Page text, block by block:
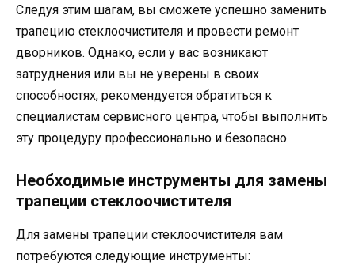
Следуя этим шагам, вы сможете успешно заменить
трапецию стеклоочистителя и провести ремонт
дворников. Однако, если у вас возникают
затруднения или вы не уверены в своих
способностях, рекомендуется обратиться к
специалистам сервисного центра, чтобы выполнить
эту процедуру профессионально и безопасно.
Необходимые инструменты для замены
трапеции стеклоочистителя
Для замены трапеции стеклоочистителя вам
потребуются следующие инструменты: